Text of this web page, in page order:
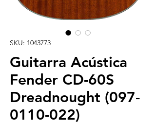
SKU: 1043773
Guitarra Acústica
Fender CD-60S
Dreadnought (097-
0110-022)